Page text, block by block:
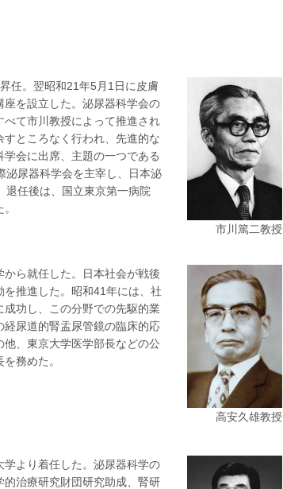
市川篤二教授
任。翌昭和21年5月1日に皮膚
を設立した。泌尿器科学会の
て市川教授によって推進され
ところなく行われ、先進的な
会に出席、主題の一つである
泌尿器科学会を主宰し、日本泌
退任後は、国立東京第一病院
高安久雄教授
ら就任した。日本社会が戦後
推進した。昭和41年には、社
功し、この分野での先駆的業
尿道的腎盂尿管鏡の臨床的応
、東京大学医学部長などの公
務めた。
より着任した。泌尿器科学の
治療研究財団研究助成、腎研